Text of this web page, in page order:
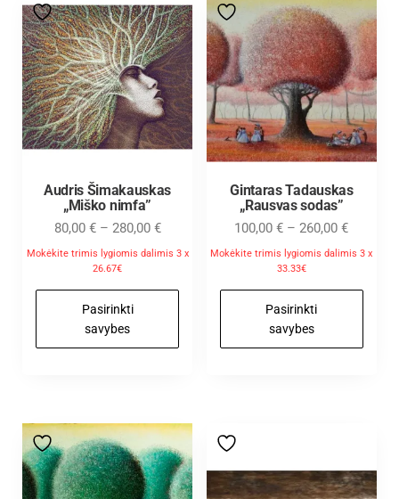
Audris Šimakauskas
„Miško nimfa”
80,00 € – 280,00 €
Mokėkite trimis lygiomis dalimis 3 x
26.67€
Pasirinkti
savybes
Gintaras Tadauskas
„Rausvas sodas”
100,00€ – 260,00€
Mokėkite trimis lygiomis dalimis 3 x
33.33€
Pasirinkti
savybes